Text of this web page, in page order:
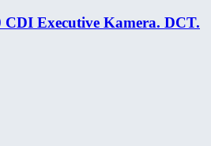
CDI Executive Kamera. DCT.